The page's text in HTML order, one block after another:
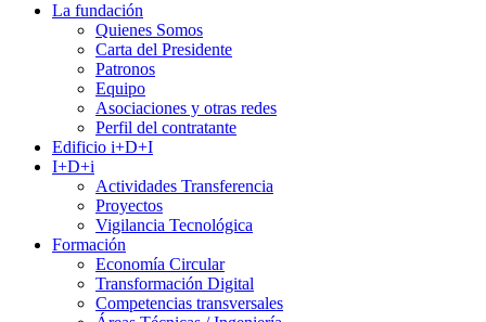
La fundación
Quienes Somos
Carta del Presidente
Patronos
Equipo
Asociaciones y otras redes
Perfil del contratante
Edificio i+D+I
I+D+i
Actividades Transferencia
Proyectos
Vigilancia Tecnológica
Formación
Economía Circular
Transformación Digital
Competencias transversales